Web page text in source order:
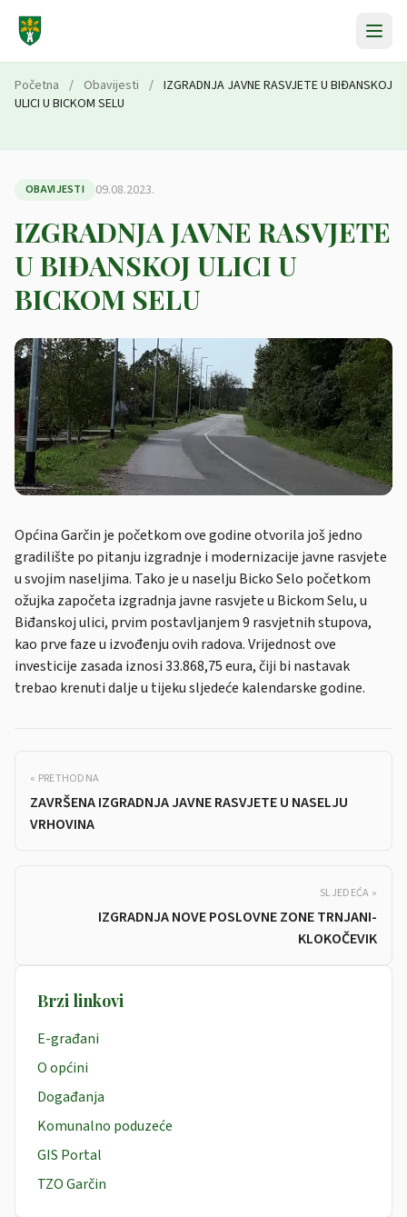
Početna / Obavijesti / IZGRADNJA JAVNE RASVJETE U BIĐANSKOJ
ULICI U BICKOM SELU
OBAVIJESTI 09.08.2023.
IZGRADNJA JAVNE RASVJETE
U BIĐANSKOJ ULICI U
BICKOM SELU
Općina Garčin je početkom ove godine otvorila još jedno
gradilište po pitanju izgradnje i modernizacije javne rasvjete
u svojim naseljima. Tako je u naselju Bicko Selo početkom
ožujka započeta izgradnja javne rasvjete u Bickom Selu, u
Biđanskoj ulici, prvim postavljanjem 9 rasvjetnih stupova,
kao prve faze u izvođenju ovih radova. Vrijednost ove
investicije zasada iznosi 33.868,75 eura, čiji bi nastavak
trebao krenuti dalje u tijeku sljedeće kalendarske godine.
« PRETHODNA
ZAVRŠENA IZGRADNJA JAVNE RASVJETE U NASELJU
VRHOVINA
SLJEDEĆA »
IZGRADNJA NOVE POSLOVNE ZONE TRNJANI-
KLOKOČEVIK
Brzi linkovi
E-građani
O općini
Događanja
Komunalno poduzeće
GIS Portal
TZO Garčin